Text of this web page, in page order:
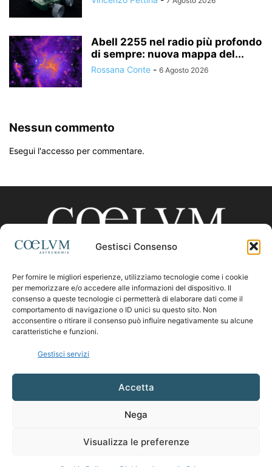
Gestisci Consenso
Per fornire le migliori esperienze, utilizziamo tecnologie come i cookie
per memorizzare e/o accedere alle informazioni del dispositivo. Il
consenso a queste tecnologie ci permetterà di elaborare dati come il
comportamento di navigazione o ID unici su questo sito. Non
acconsentire o ritirare il consenso può influire negativamente su alcune
caratteristiche e funzioni.
Gestisci servizi
Accetta
Nega
Visualizza le preferenze
Abell 2255 nel radio più profondo
di sempre: nuova mappa del...
Rossana Conte - 6 Agosto 2026
Nessun commento
Esegui l'accesso per commentare.
CHI SIAMO
Contattaci:coelumastro@coelum.com